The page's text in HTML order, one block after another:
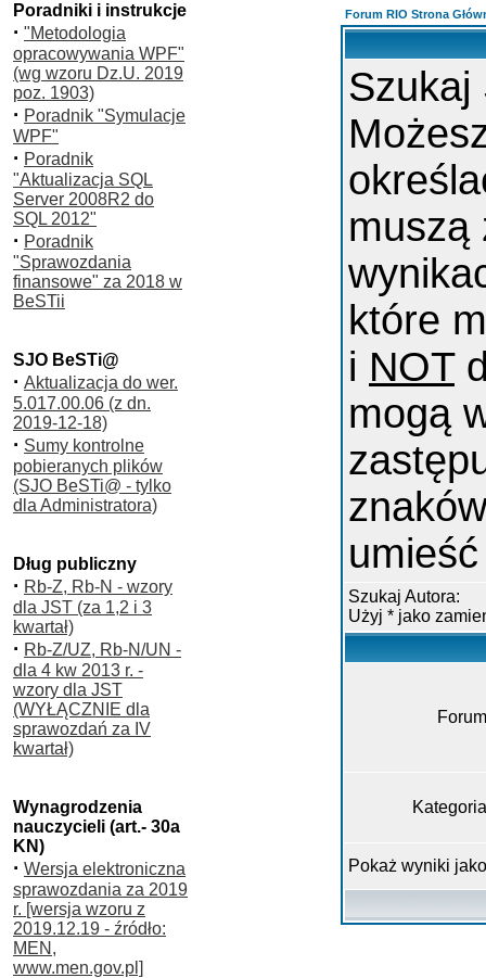
Poradniki i instrukcje
· "Metodologia
opracowywania WPF"
(wg wzoru Dz.U. 2019
poz. 1903)
· Poradnik "Symulacje
WPF"
· Poradnik
"Aktualizacja SQL
Server 2008R2 do
SQL 2012"
· Poradnik
"Sprawozdania
finansowe" za 2018 w
BeSTii
SJO BeSTi@
· Aktualizacja do wer.
5.017.00.06 (z dn.
2019-12-18)
· Sumy kontrolne
pobieranych plików
(SJO BeSTi@ - tylko
dla Administratora)
Dług publiczny
· Rb-Z, Rb-N - wzory
dla JST (za 1,2 i 3
kwartał)
· Rb-Z/UZ, Rb-N/UN -
dla 4 kw 2013 r. -
wzory dla JST
(WYŁĄCZNIE dla
sprawozdań za IV
kwartał)
Wynagrodzenia
nauczycieli (art.- 30a
KN)
· Wersja elektroniczna
sprawozdania za 2019
r. [wersja wzoru z
2019.12.19 - źródło:
MEN,
www.men.gov.pl]
Forum RIO Strona
Szukaj
muszą
które
i NOT
mogą
Szukaj Autora:
Użyj * jako
Pokaż wyniki